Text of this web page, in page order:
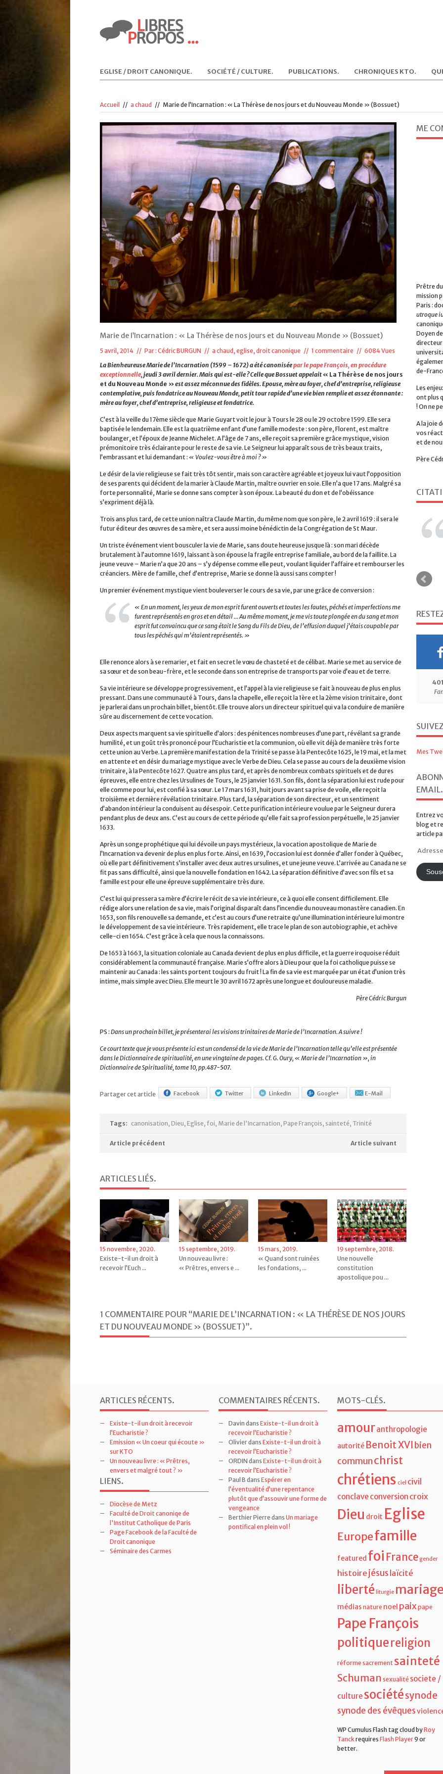
EGLISE / DROIT CANONIQUE. SOCIÉTÉ / CULTURE. PUBLICATIONS. CHRONIQUES KTO.
Accueil // a chaud // Marie de l’Incarnation : « La Thérèse de nos jours et du Nouveau Monde » (Bossuet)
Marie de l’Incarnation : « La Thérèse de nos jours et du Nouveau Monde » (Bossuet)
5 avril, 2014 // Par : Cédric BURGUN // a chaud , eglise, droit canonique // 1 commentaire // 6084 Vues
La Bienheureuse Marie de l’Incarnation (1599 – 1672) a été canoniséepar le pape François, en procédure
exceptionnelle, jeudi 3 avril dernier. Mais qui est-elle ? Celle que Bossuet appelait « La Thérèse de nos jours
et du Nouveau Monde » est assez méconnue des fidèles. Epouse, mère au foyer, chef d’entreprise, religieuse
contemplative, puis fondatrice au Nouveau Monde, petit tour rapide d’une vie bien remplie et assez étonnante :
mère au foyer, chef d’entreprise, religieuse et fondatrice.
C’est à la veille du 17ème siècle que Marie Guyart voit le jour à Tours le 28 ou le 29 octobre 1599. Elle sera
baptisée le lendemain. Elle est la quatrième enfant d’une famille modeste : son père, Florent, est maître
boulanger, et l’époux de Jeanne Michelet. A l’âge de 7 ans, elle reçoit sa première grâce mystique, vision
prémonitoire très éclairante pour le reste de sa vie. Le Seigneur lui apparaît sous de très beaux traits,
l’embrassant et lui demandant : « Voulez-vous être à moi ? »
Le désir de la vie religieuse se fait très tôt sentir, mais son caractère agréable et joyeux lui vaut l’opposition
de ses parents qui décident de la marier à Claude Martin, maître ouvrier en soie. Elle n’a que 17 ans. Malgré sa
forte personnalité, Marie se donne sans compter à son époux. La beauté du don et de l’obéissance
s’expriment déjà là.
Trois ans plus tard, de cette union naîtra Claude Martin, du même nom que son père, le 2 avril 1619 : il sera le
futur éditeur des œuvres de sa mère, et sera aussi moine bénédictin de la Congrégation de St Maur.
Un triste événement vient bousculer la vie de Marie, sans doute heureuse jusque là : son mari décède
brutalement à l’automne 1619, laissant à son épouse la fragile entreprise familiale, au bord de la faillite. La
jeune veuve – Marie n’a que 20 ans – s’y dépense comme elle peut, voulant liquider l’affaire et rembourser les
créanciers. Mère de famille, chef d’entreprise, Marie se donne là aussi sans compter !
Un premier événement mystique vient bouleverser le cours de sa vie, par une grâce de conversion :
« En un moment, les yeux de mon esprit furent ouverts et toutes les fautes, péchés et imperfections me
furent représentés en gros et en détail … Au même moment, je me vis toute plongée en du sang et mon
esprit fut convaincu que ce sang était le Sang du Fils de Dieu, de l’effusion duquel j’étais coupable par
tous les péchés qui m’étaient représentés. »
Elle renonce alors à se remarier, et fait en secret le vœu de chasteté et de célibat. Marie se met au service de
sa sœur et de son beau-frère, et le seconde dans son entreprise de transports par voie d’eau et de terre.
Sa vie intérieure se développe progressivement, et l’appel à la vie religieuse se fait à nouveau de plus en plus
pressant. Dans une communauté à Tours, dans la chapelle, elle reçoit la 1ère et la 2ème vision trinitaire, dont
je parlerai dans un prochain billet, bientôt. Elle trouve alors un directeur spirituel qui va la conduire de manière
sûre au discernement de cette vocation.
Deux aspects marquent sa vie spirituelle d’alors : des pénitences nombreuses d’une part, révélant sa grande
humilité, et un goût très prononcé pour l’Eucharistie et la communion, où elle vit déjà de manière très forte
cette union au Verbe. La première manifestation de la Trinité se passe à la Pentecôte 1625, le 19 mai, et la met
en attente et en désir du mariage mystique avec le Verbe de Dieu. Cela se passe au cours de la deuxième vision
trinitaire, à la Pentecôte 1627. Quatre ans plus tard, et après de nombreux combats spirituels et de dures
épreuves, elle entre chez les Ursulines de Tours, le 25 janvier 1631. Son fils, dont la séparation lui est rude pour
elle comme pour lui, est confié à sa sœur. Le 17 mars 1631, huit jours avant sa prise de voile, elle reçoit la
troisième et dernière révélation trinitaire. Plus tard, la séparation de son directeur, et un sentiment
d’abandon intérieur la conduisent au désespoir. Cette purification intérieure voulue par le Seigneur durera
pendant plus de deux ans. C’est au cours de cette période qu’elle fait sa profession perpétuelle, le 25 janvier
1633.
Après un songe prophétique qui lui dévoile un pays mystérieux, la vocation apostolique de Marie de
l’Incarnation va devenir de plus en plus forte. Ainsi, en 1639, l’occasion lui est donnée d’aller fonder à Québec,
où elle part définitivement s’installer avec deux autres ursulines, et une jeune veuve. L’arrivée au Canada ne se
fit pas sans difficulté, ainsi que la nouvelle fondation en 1642. La séparation définitive d’avec son fils et sa
famille est pour elle une épreuve supplémentaire très dure.
C’est lui qui pressera sa mère d’écrire le récit de sa vie intérieure, ce à quoi elle consent difficilement. Elle
rédige alors une relation de sa vie, mais l’original disparaît dans l’incendie du nouveau monastère canadien. En
1653, son fils renouvelle sa demande, et c’est au cours d’une retraite qu’une illumination intérieure lui montre
le développement de sa vie intérieure. Très rapidement, elle trace le plan de son autobiographie, et achève
celle-ci en 1654. C’est grâce à cela que nous la connaissons.
De 1653 à 1663, la situation coloniale au Canada devient de plus en plus difficile, et la guerre iroquoise réduit
considérablement la communauté française. Marie s’offre alors à Dieu pour que la foi catholique puisse se
maintenir au Canada : les saints portent toujours du fruit ! La fin de sa vie est marquée par un état d’union très
intime, mais simple avec Dieu. Elle meurt le 30 avril 1672 après une longue et douloureuse maladie.
Père Cédric Burgun
PS : Dans un prochain billet, je présenterai les visions trinitaires de Marie de l’Incarnation. A suivre !
Ce court texte que je vous présente ici est un condensé de la vie de Marie de l’Incarnation telle qu’elle est présentée
dans le Dictionnaire de spiritualité, en une vingtaine de pages. Cf. G. Oury, « Marie de l’Incarnation », in
Dictionnaire de Spiritualité, tome 10, pp.487-507.
Partager cet article Facebook Twitter LinkedIn Google+ E-Mail
Tags: canonisation, Dieu, Eglise, foi, Marie de l'Incarnation, Pape François, sainteté, Trinité
Article précédent Article suivant
ARTICLES LIÉS.
15 novembre, 2020.
Existe-t-il un droit à
recevoir l’Euch ...
15 septembre, 2019.
Un nouveau livre :
« Prêtres, envers e ...
15 mars, 2019.
« Quand sont ruinées
les fondations, ...
19 septembre, 2018.
Une nouvelle
constitution
apostolique pou ...
1 COMMENTAIRE POUR “MARIE DE L’INCARNATION : « LA THÉRÈSE DE NOS JOURS
ET DU NOUVEAU MONDE » (BOSSUET)”.
ME
Prêtre
mission
Paris :
utroque
Doyen
directeur
de-
Les
ont plus
! On ne
A la joie
vos
et de
Père
Mes
EMAIL.
blog et
article
ARTICLES RÉCENTS.
Existe-t-il un droit à recevoir
l’Eucharistie ?
Emission « Un coeur qui écoute »
sur KTO
Un nouveau livre : « Prêtres,
envers et malgré tout ? »
LIENS.
Diocèse de Metz
Faculté de Droit canoniqe de
l'Institut Catholique de Paris
Page Facebook de la Faculté de
Droit canonique
Séminaire des Carmes
COMMENTAIRES RÉCENTS.
Davin dans Existe-t-il un droit à
recevoir l’Eucharistie ?
Olivierdans Existe-t-il un droit à
recevoir l’Eucharistie ?
ORDIN dans Existe-t-il un droit à
recevoir l’Eucharistie ?
Paul B dans Espérer en
l’éventualité d’une repentance
plutôt que d’assouvir une forme de
vengeance
Berthier Pierredans Un mariage
pontifical en plein vol !
MOTS-CLÉS.
amouranthropologie
autorité Benoit XVIbien
communchrist
chrétiens ciel civil
conclave conversion croix
Dieu droit Eglise
Europefamille
featured foi Francegender
histoire jésus laïcité
liberté liturgie
médias nature noel paixpape
Pape François
politiquereligion
réformesacrement sainteté
Schuman sexualité societe /
culture sociétésynode
synode des évêques
WP Cumulus Flash tag cloud byRoy
Tanckrequires Flash Player9 or
better.